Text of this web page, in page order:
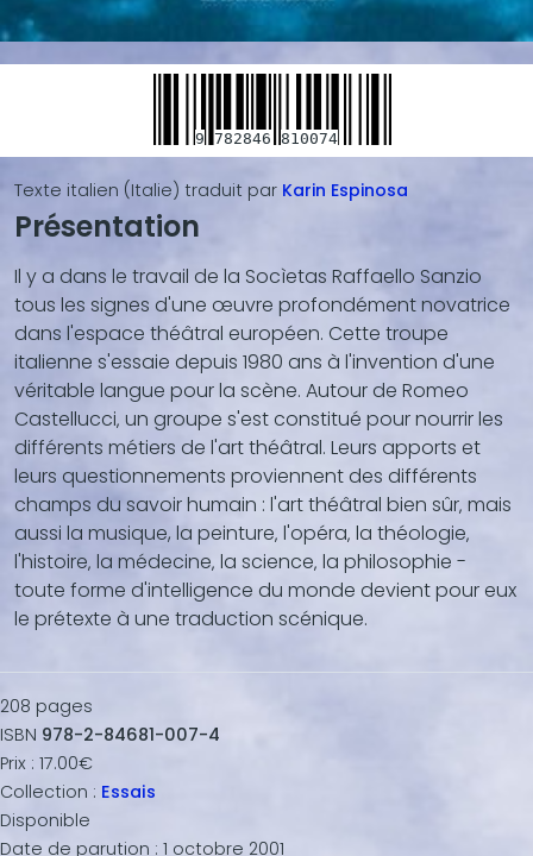
9 782846 810074
Texte italien (Italie) traduit par Karin Espinosa
Blocs
contenu
(texte,
vidéo,
...)
Présentation
Il y a dans le travail de la Socìetas Raffaello Sanzio
tous les signes d'une œuvre profondément novatrice
dans l'espace théâtral européen. Cette troupe
italienne s'essaie depuis 1980 ans à l'invention d'une
véritable langue pour la scène. Autour de Romeo
Castellucci‚ un groupe s'est constitué pour nourrir les
différents métiers de l'art théâtral. Leurs apports et
leurs questionnements proviennent des différents
champs du savoir humain : l'art théâtral bien sûr‚ mais
aussi la musique, la peinture‚ l'opéra‚ la théologie‚
l'histoire‚ la médecine‚ la science‚ la philosophie -
toute forme d'intelligence du monde devient pour eux
le prétexte à une traduction scénique.
208 pages
ISBN 978-2-84681-007-4
Prix : 17.00€
Collection : Essais
Disponible
Date de parution : 1 octobre 2001